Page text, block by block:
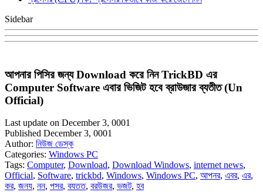
Sidebar
আপনার পিসির জন্য Download করে নিন TrickBD এর
Computer Software এবার ভিজিট হবে ব্রাউজার ব্যতীত (Un
Official)
Last update on December 3, 0001
Published December 3, 0001
Author: নিউজ ডেস্ক
Categories: Windows PC
Tags: Computer, Download, Download Windows, internet news,
Official, Software, trickbd, Windows, Windows PC, আপনর, এবর, এর,
কর, জনয, নন, পসর, বযতত, বরউজর, ভজট, হব